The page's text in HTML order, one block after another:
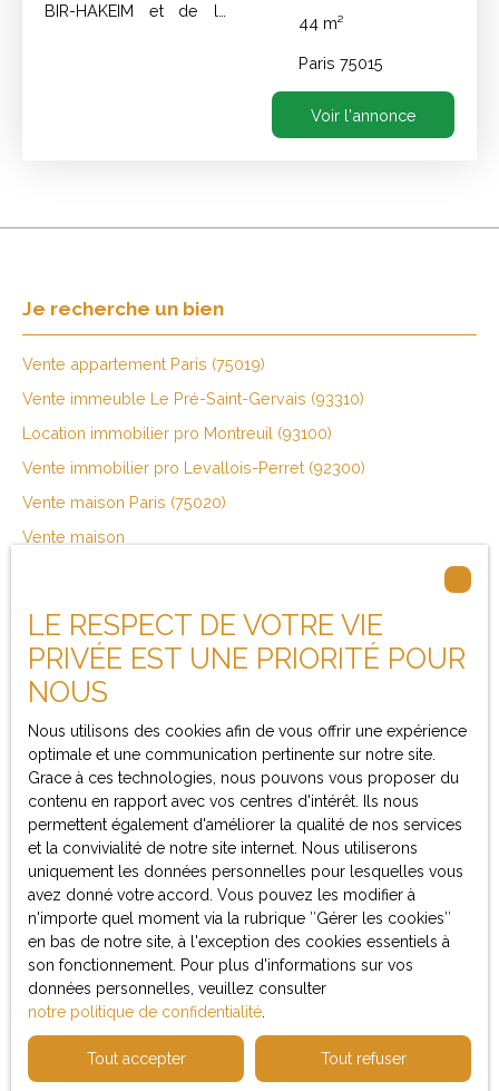
BIR-HAKEIM et de la
44 m²
Paris 75015
Voir l'annonce
Je recherche un bien
Vente appartement Paris (75019)
Vente immeuble Le Pré-Saint-Gervais (93310)
Location immobilier pro Montreuil (93100)
Vente immobilier pro Levallois-Perret (92300)
Vente maison Paris (75020)
Vente maison
Je suis propriétaire
Estimez votre bien
Espace vendeur
Vendre avec nous
Informations
Nos honoraires
Mentions légales
Politique de confidentialité
Plan du site
Gérer les cookies
Propulsé par
LE RESPECT DE VOTRE VIE
PRIVÉE EST UNE PRIORITÉ POUR
NOUS
Nous utilisons des cookies afin de vous offrir une expérience
optimale et une communication pertinente sur notre site.
Grace à ces technologies, nous pouvons vous proposer du
contenu en rapport avec vos centres d'intérêt. Ils nous
permettent également d'améliorer la qualité de nos services
et la convivialité de notre site internet. Nous utiliserons
uniquement les données personnelles pour lesquelles vous
avez donné votre accord. Vous pouvez les modifier à
n'importe quel moment via la rubrique ″Gérer les cookies″
en bas de notre site, à l'exception des cookies essentiels à
son fonctionnement. Pour plus d'informations sur vos
données personnelles, veuillez consulter
notre politique de confidentialité
Tout accepter Tout refuser